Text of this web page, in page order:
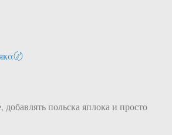
〄
польска яплока и просто